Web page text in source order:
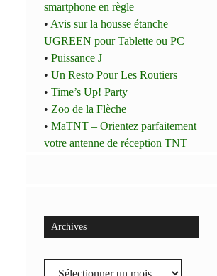
smartphone en règle
• Avis sur la housse étanche
UGREEN pour Tablette ou PC
•Puissance J
•Un Resto Pour Les Routiers
•Time’s Up! Party
• Zoo de la Flèche
•MaTNT – Orientez parfaitement
votre antenne de réception TNT
Archives
Archives